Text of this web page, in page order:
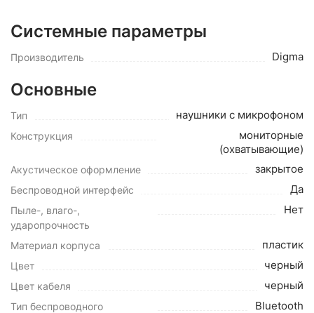
Системные параметры
Производитель Digma
Основные
Тип наушники с микрофоном
Конструкция
мониторные
(охватывающие)
Акустическое оформление закрытое
Беспроводной интерфейс Да
Пыле-, влаго-,
ударопрочность
Нет
Материал корпуса пластик
Цвет черный
Цвет кабеля черный
Тип беспроводного
Bluetooth